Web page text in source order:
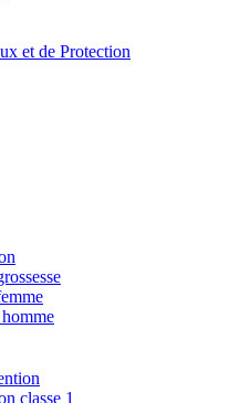
et de Protection
classe 1